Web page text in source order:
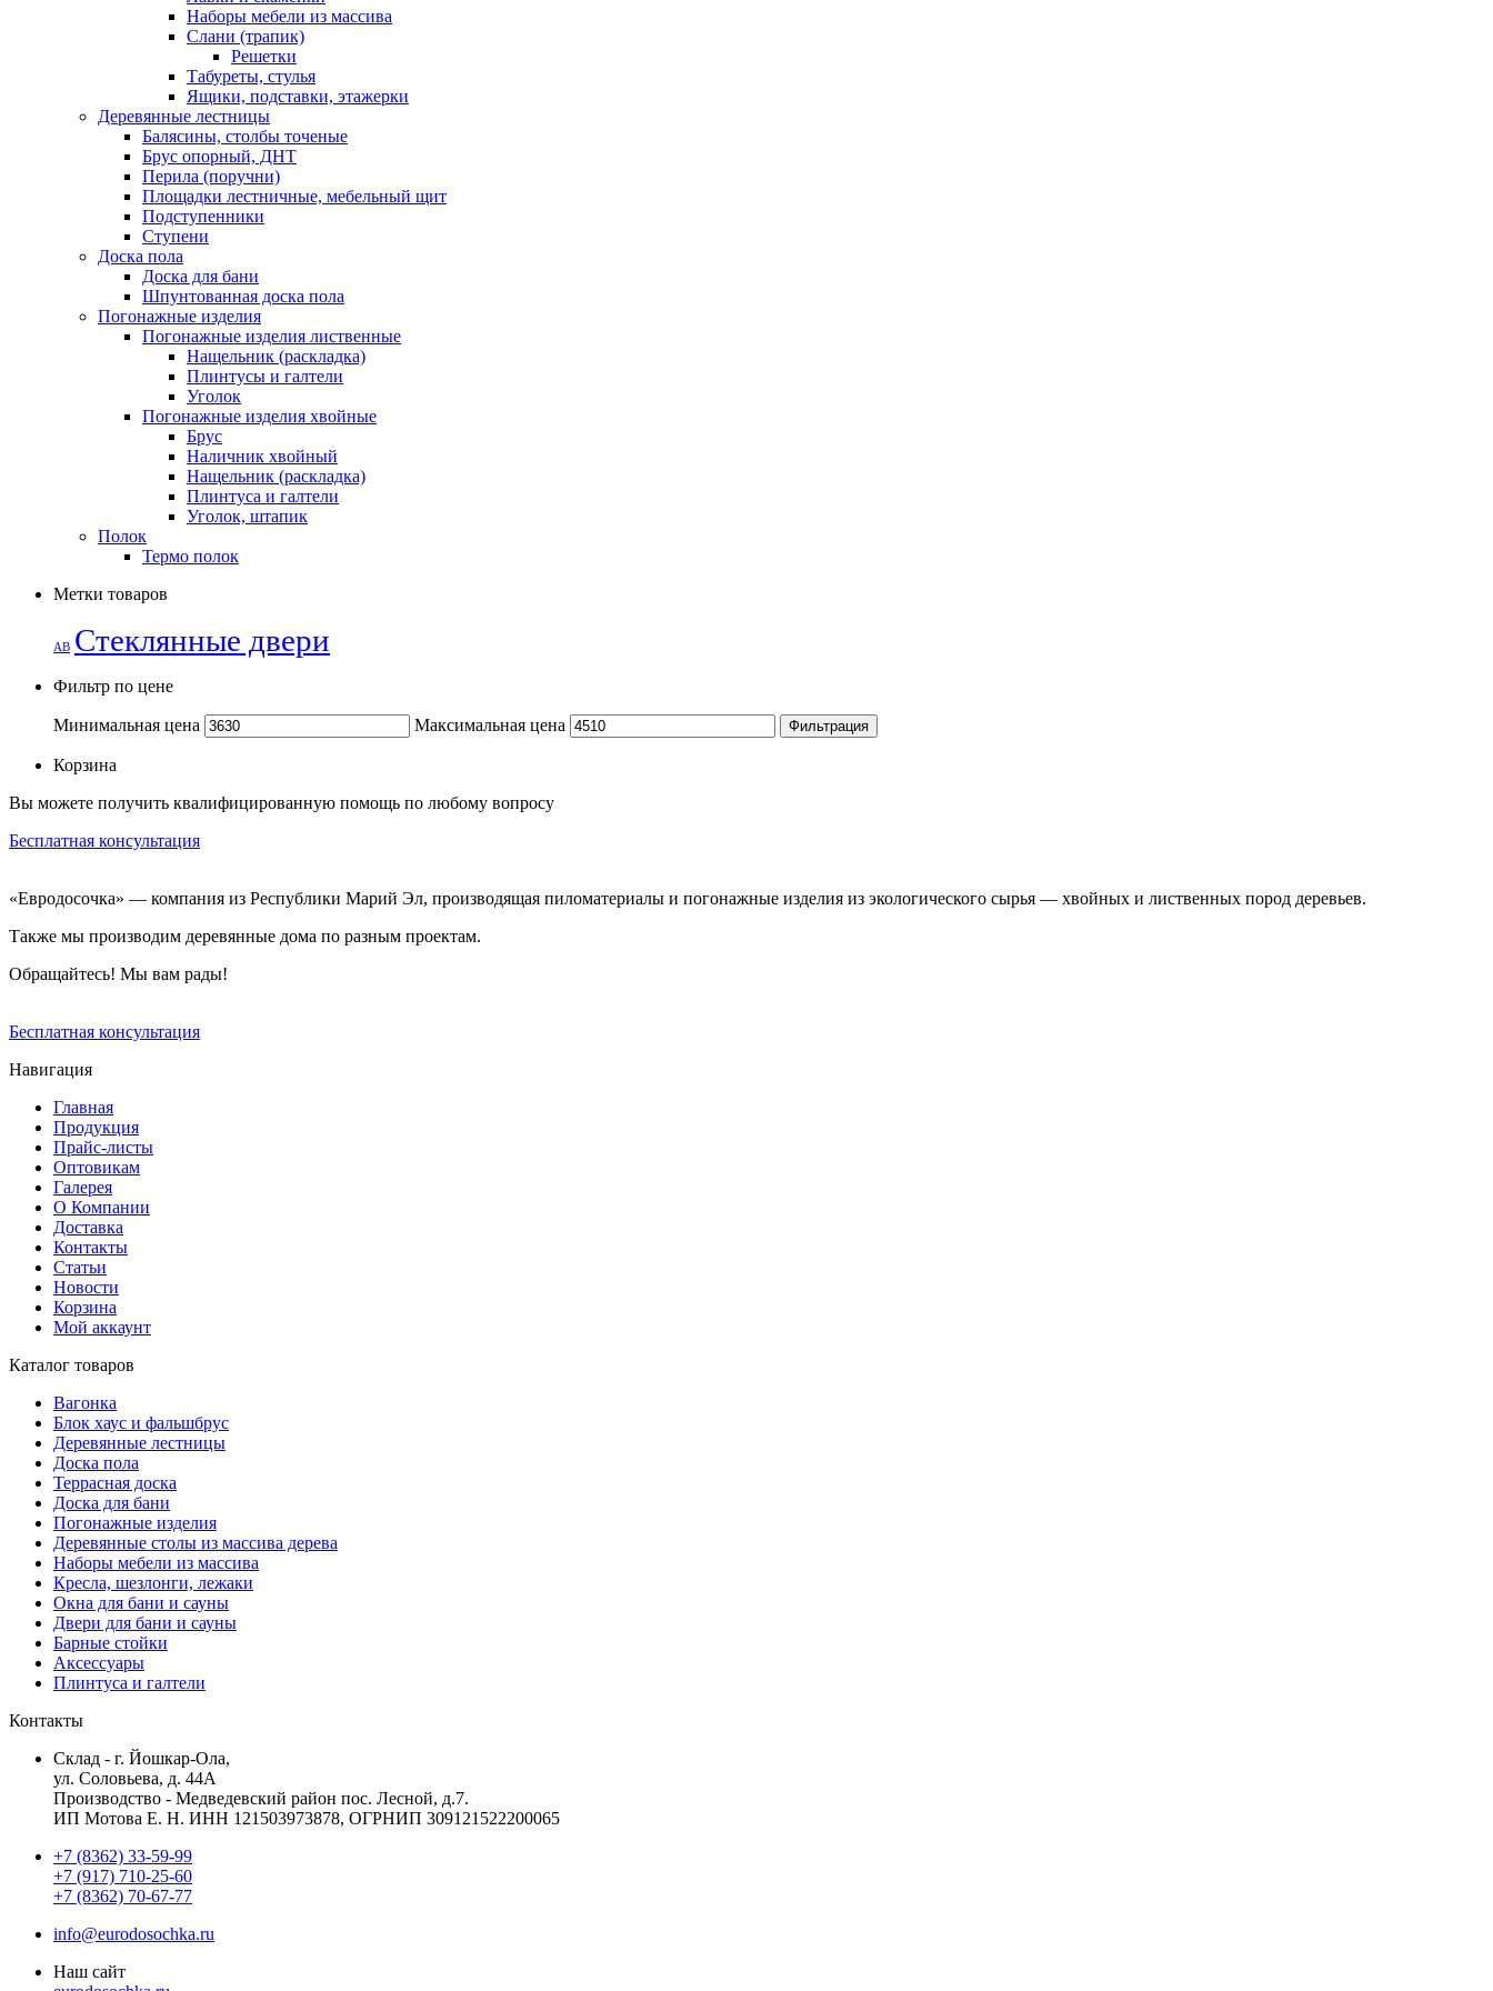
Наборы мебели из массива
Слани (трапик)
Решетки
Табуреты, стулья
Ящики, подставки, этажерки
Деревянные лестницы
Балясины, столбы точеные
Брус опорный, ДНТ
Перила (поручни)
Площадки лестничные, мебельный щит
Подступенники
Ступени
Доска пола
Доска для бани
Шпунтованная доска пола
Погонажные изделия
Погонажные изделия лиственные
Нащельник (раскладка)
Плинтусы и галтели
Уголок
Погонажные изделия хвойные
Брус
Наличник хвойный
Нащельник (раскладка)
Плинтуса и галтели
Уголок, штапик
Полок
Термо полок
Метки товаров
АВ Стеклянные двери
Фильтр по цене
Минимальная цена Максимальная цена Фильтрация
Корзина
Вы можете получить квалифицированную помощь по любому вопросу
Бесплатная консультация
«Евродосочка» — компания из Республики Марий Эл, производящая пиломатериалы и погонажные изделия из экологического сырья — хвойных и лиственных пород деревьев.
Также мы производим деревянные дома по разным проектам.
Обращайтесь! Мы вам рады!
Бесплатная консультация
Навигация
Главная
Продукция
Прайс-листы
Оптовикам
Галерея
О Компании
Доставка
Контакты
Статьи
Новости
Корзина
Мой аккаунт
Каталог товаров
Вагонка
Блок хаус и фальшбрус
Деревянные лестницы
Доска пола
Террасная доска
Доска для бани
Погонажные изделия
Деревянные столы из массива дерева
Наборы мебели из массива
Кресла, шезлонги, лежаки
Окна для бани и сауны
Двери для бани и сауны
Барные стойки
Аксессуары
Плинтуса и галтели
Контакты
Склад - г. Йошкар-Ола,
ул. Соловьева, д. 44А
Производство - Медведевский район пос. Лесной, д.7.
ИП Мотова Е. Н. ИНН 121503973878, ОГРНИП 309121522200065
+7 (8362) 33-59-99
+7 (917) 710-25-60
+7 (8362) 70-67-77
info@eurodosochka.ru
Наш сайт